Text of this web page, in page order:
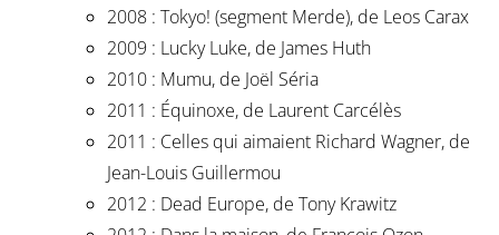
2008 : Tokyo! (segment Merde), de Leos Carax
2009 : Lucky Luke, de James Huth
2010 : Mumu, de Joël Séria
2011 : Équinoxe, de Laurent Carcélès
2011 : Celles qui aimaient Richard Wagner, de
Jean-Louis Guillermou
2012 : Dead Europe, de Tony Krawitz